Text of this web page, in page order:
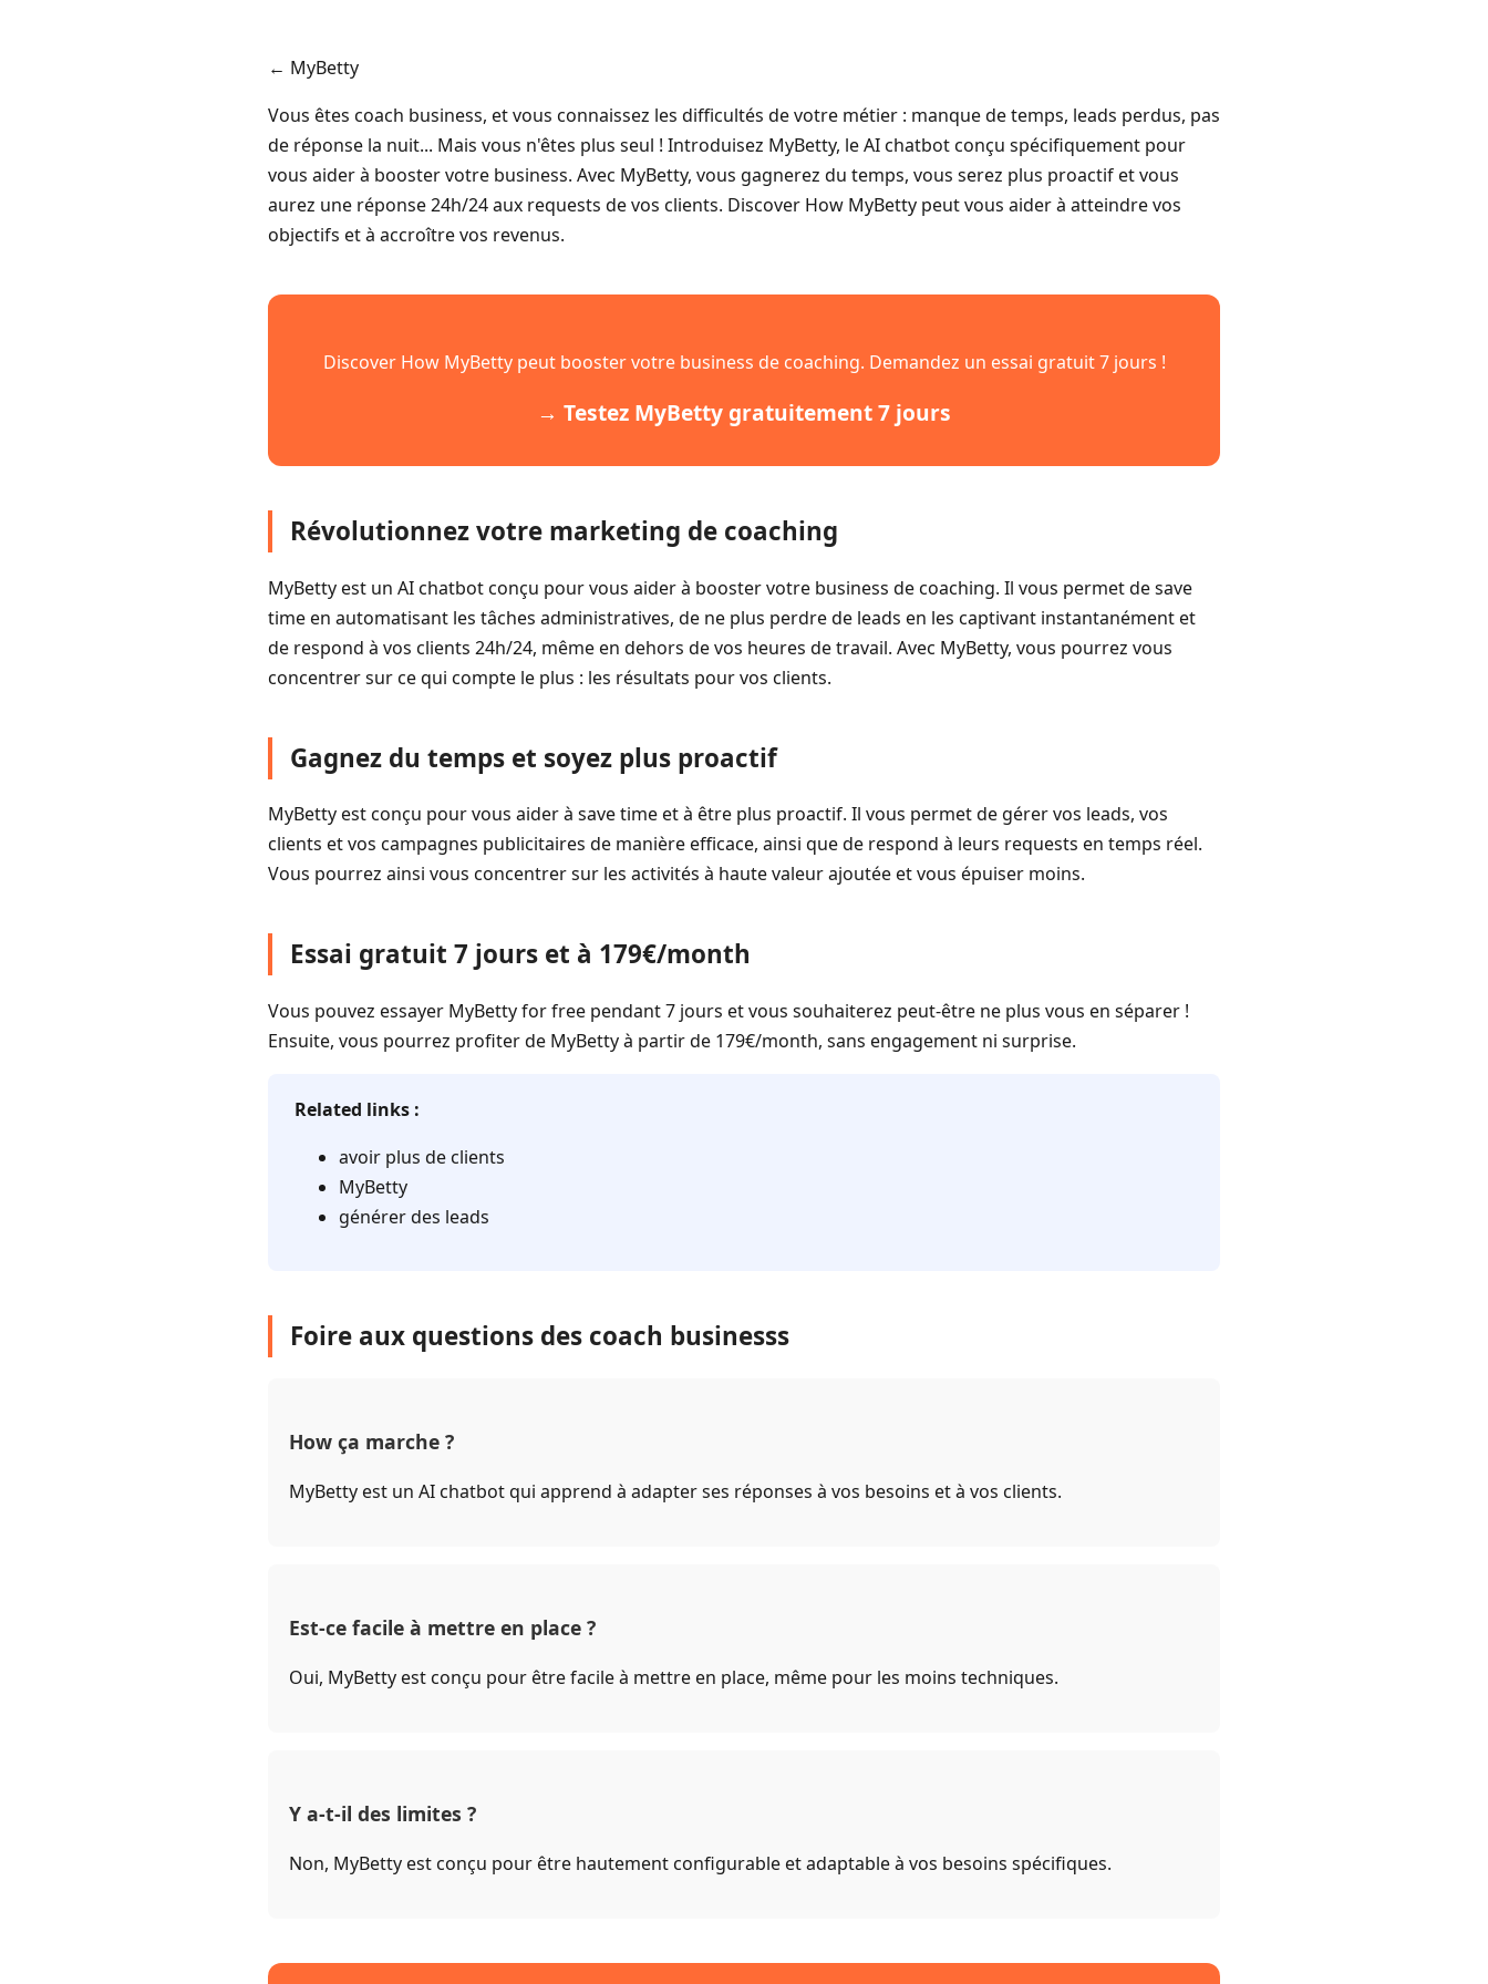
← MyBetty
Vous êtes coach business, et vous connaissez les difficultés de votre métier : manque de temps, leads perdus, pas
de réponse la nuit... Mais vous n'êtes plus seul ! Introduisez MyBetty, le AI chatbot conçu spécifiquement pour
vous aider à booster votre business. Avec MyBetty, vous gagnerez du temps, vous serez plus proactif et vous
aurez une réponse 24h/24 aux requests de vos clients. Discover How MyBetty peut vous aider à atteindre vos
objectifs et à accroître vos revenus.
Discover How MyBetty peut booster votre business de coaching. Demandez un essai gratuit 7 jours !
→ Testez MyBetty gratuitement 7 jours
Révolutionnez votre marketing de coaching
MyBetty est un AI chatbot conçu pour vous aider à booster votre business de coaching. Il vous permet de save
time en automatisant les tâches administratives, de ne plus perdre de leads en les captivant instantanément et
de respond à vos clients 24h/24, même en dehors de vos heures de travail. Avec MyBetty, vous pourrez vous
concentrer sur ce qui compte le plus : les résultats pour vos clients.
Gagnez du temps et soyez plus proactif
MyBetty est conçu pour vous aider à save time et à être plus proactif. Il vous permet de gérer vos leads, vos
clients et vos campagnes publicitaires de manière efficace, ainsi que de respond à leurs requests en temps réel.
Vous pourrez ainsi vous concentrer sur les activités à haute valeur ajoutée et vous épuiser moins.
Essai gratuit 7 jours et à 179€/month
Vous pouvez essayer MyBetty for free pendant 7 jours et vous souhaiterez peut-être ne plus vous en séparer !
Ensuite, vous pourrez profiter de MyBetty à partir de 179€/month, sans engagement ni surprise.
Related links :
avoir plus de clients
MyBetty
générer des leads
Foire aux questions des coach businesss
How ça marche ?
MyBetty est un AI chatbot qui apprend à adapter ses réponses à vos besoins et à vos clients.
Est-ce facile à mettre en place ?
Oui, MyBetty est conçu pour être facile à mettre en place, même pour les moins techniques.
Y a-t-il des limites ?
Non, MyBetty est conçu pour être hautement configurable et adaptable à vos besoins spécifiques.